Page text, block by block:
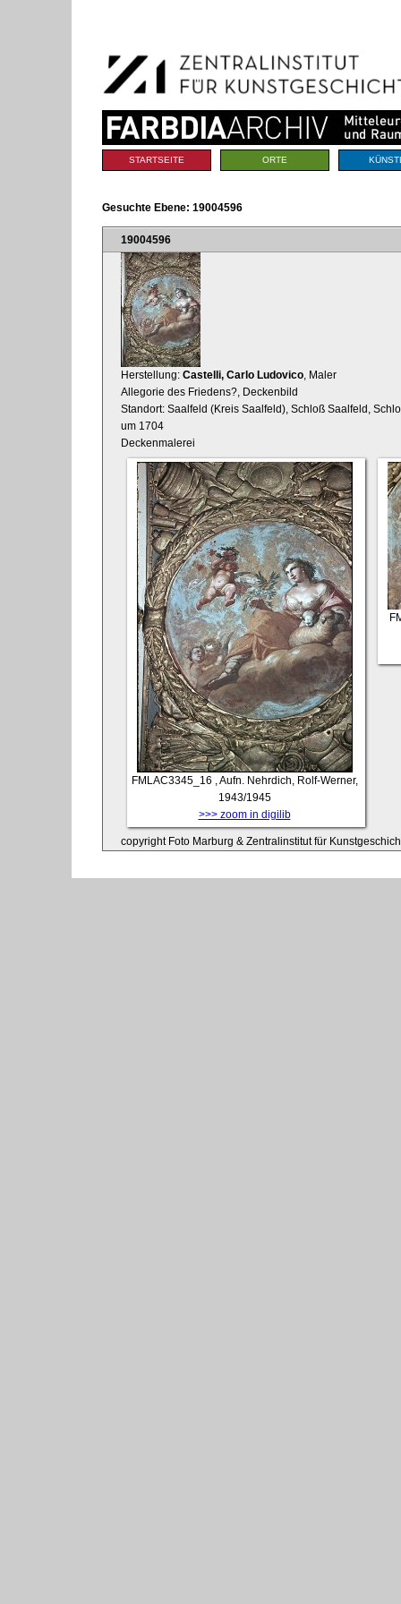
Navigation
Sektionen
STARTSEITE ORTE
Gesuchte Ebene: 19004596
19004596
Herstellung: Castelli, Carlo Ludovico , Maler
Allegorie des Friedens?, Deckenbild
Standort: Saalfeld (Kreis Saalfeld), Schloß Saalfeld,
um 1704
Deckenmalerei
FMLAC3345_16
, Aufn. Nehrdich, Rolf-Werner,
1943/1945
>>> zoom in digilib
copyright Foto Marburg & Zentralinstitut für